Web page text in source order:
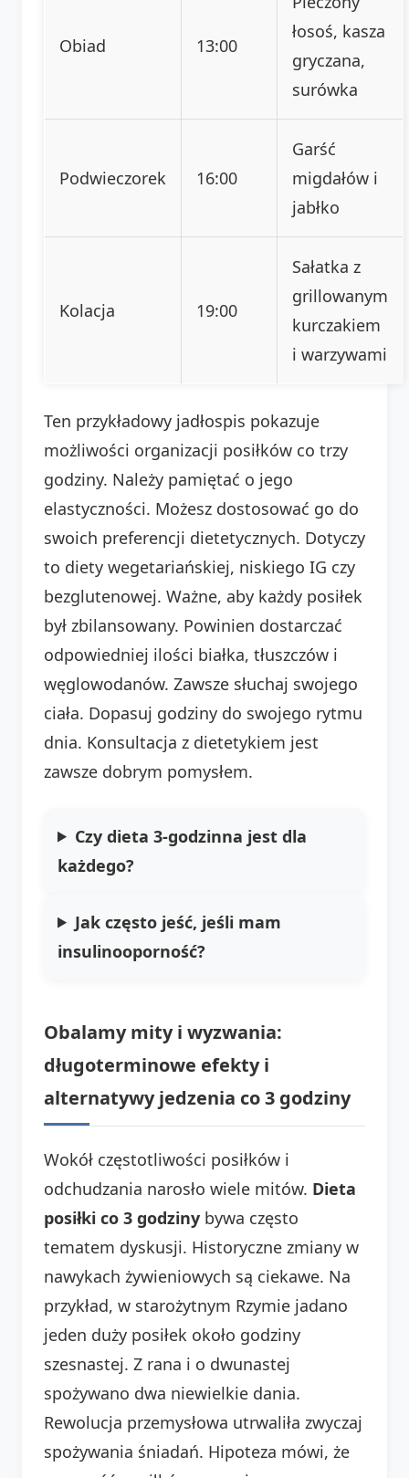
Obiad 13:00
łosoś, kasza
gryczana,
surówka
Podwieczorek 16:00
Garść
migdałów i
jabłko
Kolacja 19:00
Sałatka z
grillowanym
kurczakiem
i warzywami
Ten przykładowy jadłospis pokazuje
możliwości organizacji posiłków co trzy
godziny. Należy pamiętać o jego
elastyczności. Możesz dostosować go do
swoich preferencji dietetycznych. Dotyczy
to diety wegetariańskiej, niskiego IG czy
bezglutenowej. Ważne, aby każdy posiłek
był zbilansowany. Powinien dostarczać
odpowiedniej ilości białka, tłuszczów i
węglowodanów. Zawsze słuchaj swojego
ciała. Dopasuj godziny do swojego rytmu
dnia. Konsultacja z dietetykiem jest
zawsze dobrym pomysłem.
Czy dieta 3-godzinna jest dla
każdego?
Jak często jeść, jeśli mam
insulinooporność?
Obalamy mity i wyzwania:
długoterminowe efekty i
alternatywy jedzenia co 3 godziny
Wokół częstotliwości posiłków i
odchudzania narosło wiele mitów. Dieta
posiłki co 3 godziny bywa często
tematem dyskusji. Historyczne zmiany w
nawykach żywieniowych są ciekawe. Na
przykład, w starożytnym Rzymie jadano
jeden duży posiłek około godziny
szesnastej. Z rana i o dwunastej
spożywano dwa niewielkie dania.
Rewolucja przemysłowa utrwaliła zwyczaj
spożywania śniadań. Hipoteza mówi, że